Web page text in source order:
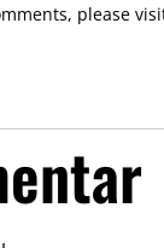
please